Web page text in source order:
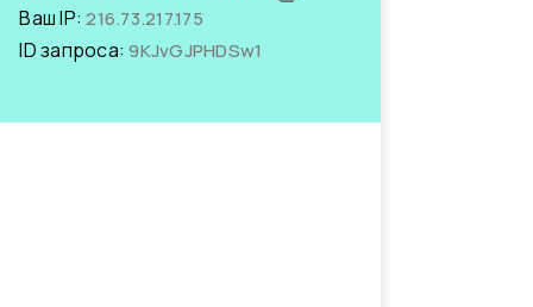
Ваш IP:216.73.217.175
ID запроса:9KJvGJPHDSw1